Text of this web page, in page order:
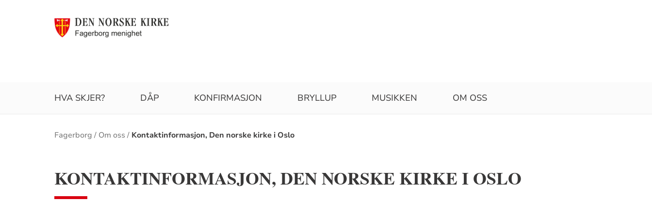
HVA SKJER? DÅP KONFIRMASJON BRYLLUP MUSIKKEN OM OSS
Brødsmulesti
Fagerborg Om oss Kontaktinformasjon, Den norske kirke i Oslo
KONTAKTINFORMASJON, DEN NORSKE KIRKE I OSLO